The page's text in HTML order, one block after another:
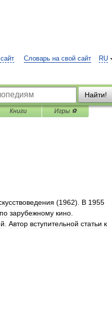
RU
Словарь на свой сайт
Найти!
Книги Игры ⚽
(1962). В 1955
по зарубежному кино
Автор вступительной статьи к